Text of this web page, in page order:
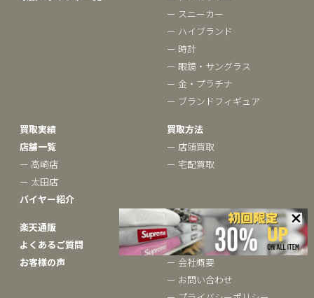
ー スニーカー
ー ハイブランド
ー 時計
ー 眼鏡・サングラス
ー 金・プラチナ
ー ブランドフィギュア
買取実績
店舗一覧
ー 高崎店
ー 太田店
バイヤー紹介
買取方法
ー 店頭買取
ー 宅配買取
楽天通販
よくあるご質問
お客様の声
ベクトルについて
ー ブランドコラム
ー 会社概要
ー お問い合わせ